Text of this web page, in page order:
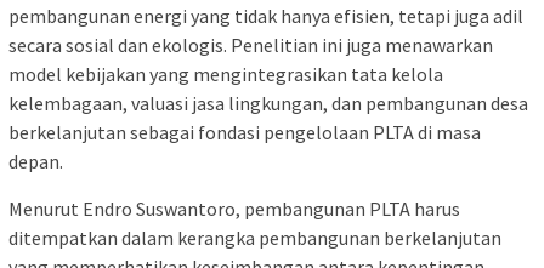
pembangunan energi yang tidak hanya efisien, tetapi juga adil
secara sosial dan ekologis. Penelitian ini juga menawarkan
model kebijakan yang mengintegrasikan tata kelola
kelembagaan, valuasi jasa lingkungan, dan pembangunan desa
berkelanjutan sebagai fondasi pengelolaan PLTA di masa
depan.
Menurut Endro Suswantoro, pembangunan PLTA harus
ditempatkan dalam kerangka pembangunan berkelanjutan